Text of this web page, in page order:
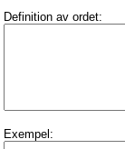
Definition av ordet:
Exempel: